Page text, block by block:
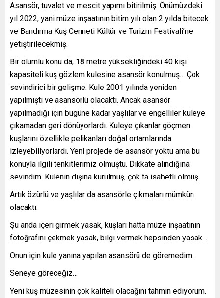
Asansör, tuvalet ve mescit yapımı bitirilmiş. Önümüzdeki
yıl 2022, yani müze inşaatının bitim yılı olan 2 yılda bitecek
ve Bandırma Kuş Cenneti Kültür ve Turizm Festivali’ne
yetiştirilecekmiş.
Bir olumlu konu da, 18 metre yüksekliğindeki 40 kişi
kapasiteli kuş gözlem kulesine asansör konulmuş… Çok
sevindirici bir gelişme. Kule 2001 yılında yeniden
yapılmıştı ve asansörlü olacaktı. Ancak asansör
yapılmadığı için bugüne kadar yaşlılar ve engelliler kuleye
çıkamadan geri dönüyorlardı. Kuleye çıkanlar göçmen
kuşlarını özellikle pelikanları doğal ortamlarında
izleyebiliyorlardı. Yeni projede de asansör yoktu ama bu
konuyla ilgili tenkitlerimiz olmuştu. Dikkate alındığına
sevindim. Kulenin dışına kurulmuş, çok ta isabetli olmuş.
Artık özürlü ve yaşlılar da asansörle çıkmaları mümkün
olacaktı.
Şu anda içeri girmek yasak, kuşları hatta müze inşaatının
fotoğrafını çekmek yasak, bilgi vermek hepsinden yasak…
Onun için kule yanına yapılan asansörü de göremedim.
Seneye göreceğiz…
Yeni kuş müzesinin çok kaliteli olacağını tahmin ediyorum.